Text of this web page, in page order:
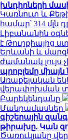
խնդիրների
Կառնուտ և
համար՝ 314 մլն
Լիբանանին
է Թուրքիայից
Երևանի և
ժամանակ լույս
պրոբլեմը միայն
Առաքելական
վերափոխման
Բարեկենդանը
Մանրամասներ
գիշերային
թիրախը. Կան
Ծառուկյանը